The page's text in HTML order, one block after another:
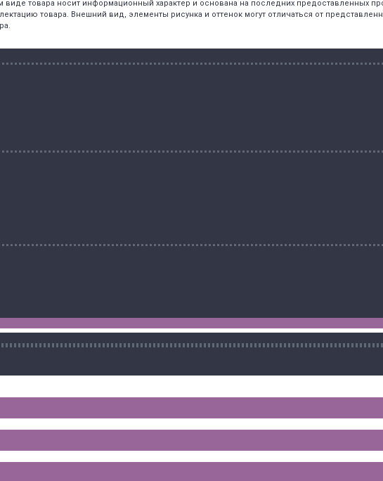
виде товара носит информационный характер и основана на последних предоставленных
товара. Внешний вид, элементы рисунка и оттенок могут отличаться от